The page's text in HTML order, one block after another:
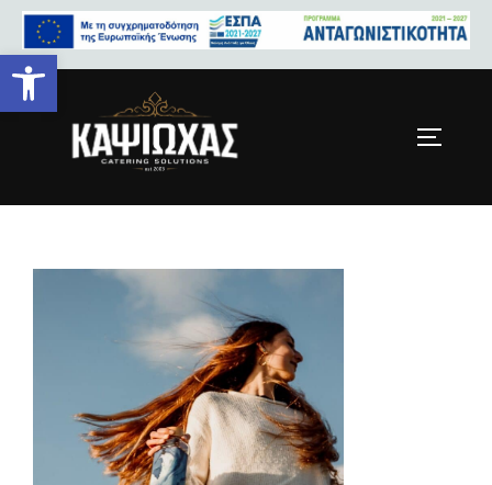
HomePage-Hero-Slide1.jpg
Ανοίξτε τη γραμμή εργαλείων